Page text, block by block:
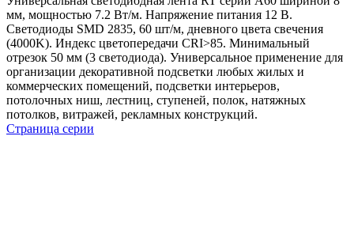
мм, мощностью 7.2 Вт/м. Напряжение питания 12 В.
Светодиоды SMD 2835, 60 шт/м, дневного цвета свечения
(4000K). Индекс цветопередачи CRI>85. Минимальный
отрезок 50 мм (3 светодиода). Универсальное применение для
организации декоративной подсветки любых жилых и
коммерческих помещений, подсветки интерьеров,
потолочных ниш, лестниц, ступеней, полок, натяжных
потолков, витражей, рекламных конструкций.
Страница серии